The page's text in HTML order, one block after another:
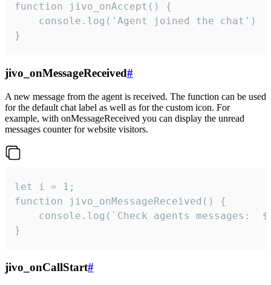
function jivo_onAccept() {
}
jivo_onMessageReceived#
A new message from the agent is received. The function can be used
for the default chat label as well as for the custom icon. For
example, with onMessageReceived you can display the unread
messages counter for website visitors.
let i = 1;
function jivo_onMessageReceived() {
}
jivo_onCallStart#